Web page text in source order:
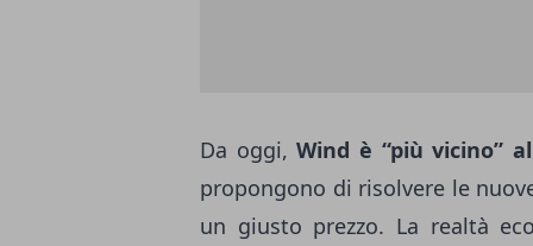
Da oggi,Wind è “più vicino”
propongono di risolvere le
un giusto prezzo. La realtà